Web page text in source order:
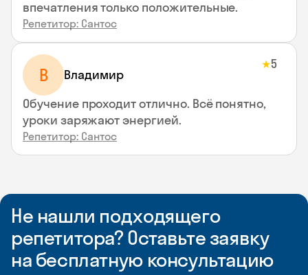
впечатления только положительные.
Репетитор: Сантос
В Владимир
★5
Обучение проходит отлично. Всё понятно,
уроки заряжают энергией.
Репетитор: Сантос
Не нашли подходящего
репетитора? Оставьте заявку
на бесплатную консультацию